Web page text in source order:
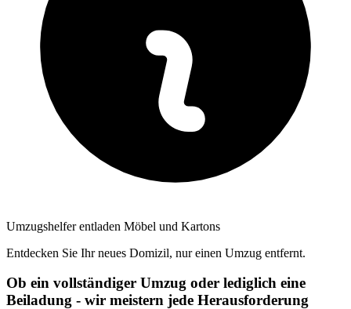
Umzugshelfer entladen Möbel und Kartons
Entdecken Sie Ihr neues Domizil, nur einen Umzug entfernt.
Ob ein vollständiger Umzug oder lediglich eine
Beiladung - wir meistern jede Herausforderung